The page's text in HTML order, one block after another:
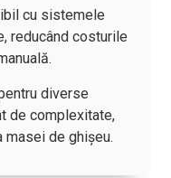
cu sistemele
reducând costurile
diverse
de complexitate,
masei de ghișeu.